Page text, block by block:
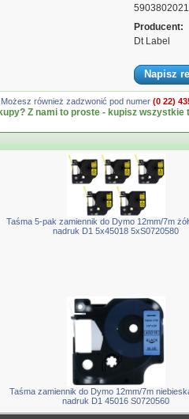
Producent:
Dt Label
Napisz
również zadzwonić pod numer (0 22)
Z nami to proste - kupisz
Taśma 5-pak zamiennik do Dymo 12mm/7m
nadruk D1 5x45018 5xS0720580
Taśma zamiennik do Dymo 12mm/7m
nadruk D1 45016 S0720560